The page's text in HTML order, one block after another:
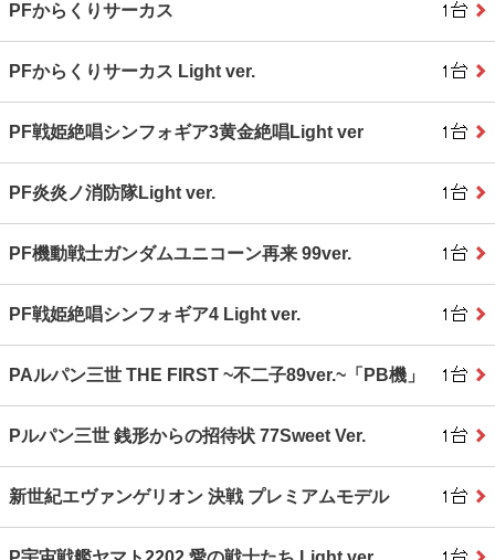
PFからくりサーカス
PFからくりサーカス Light ver.
PF戦姫絶唱シンフォギア3黄金絶唱Light ver
PF炎炎ノ消防隊Light ver.
PF機動戦士ガンダムユニコーン再来 99ver.
PF戦姫絶唱シンフォギア4 Light ver.
PAルパン三世 THE FIRST ~不二子89ver.~「PB機」
Pルパン三世 銭形からの招待状 77Sweet Ver.
新世紀エヴァンゲリオン 決戦 プレミアムモデル